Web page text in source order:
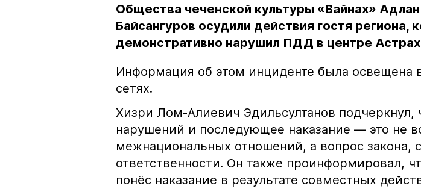
Общества чеченской культуры «Вайнах»
Байсангуров осудили действия гостя региона,
демонстративно нарушил ПДД в центре
Информация об этом инциденте была освещена
сетях.
Хизри Лом-Алиевич Эдильсултанов подчеркнул,
нарушений и последующее наказание — это не
межнациональных отношений, а вопрос закона,
ответственности. Он также проинформировал,
понёс наказание в результате совместных